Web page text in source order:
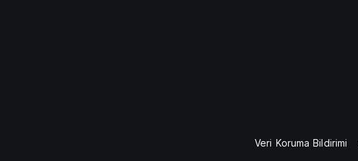
Veri Koruma Bildirimi